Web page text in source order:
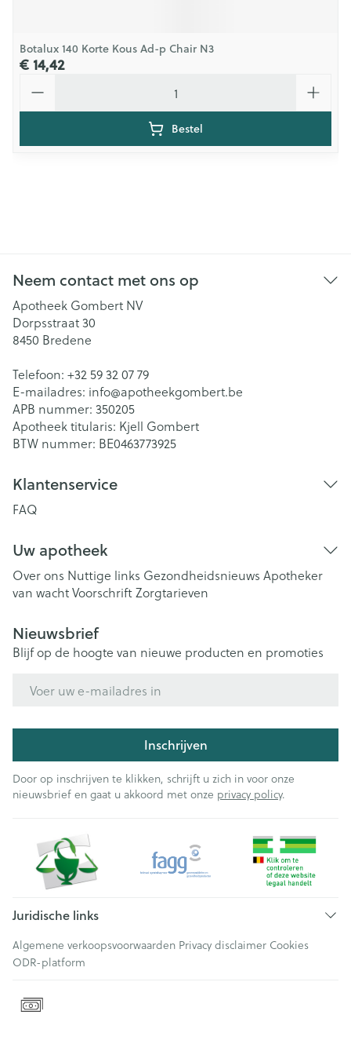
Botalux 140 Korte Kous Ad-p Chair N3
€ 14,42
Bestel
Neem contact met ons op
Apotheek Gombert NV
Dorpsstraat 30
8450 Bredene
Telefoon: +32 59 32 07 79
E-mailadres: info@apotheekgombert.be
APB nummer: 350205
Apotheek titularis: Kjell Gombert
BTW nummer: BE0463773925
Klantenservice
FAQ
Uw apotheek
Over ons Nuttige links Gezondheidsnieuws Apotheker
van wachtVoorschriftZorgtarieven
Nieuwsbrief
Blijf op de hoogte van nieuwe producten en promoties
Inschrijven
Door op inschrijven te klikken, schrijft u zich in voor onze
nieuwsbrief en gaat u akkoord met onze privacy policy.
Juridische links
Algemene verkoopsvoorwaarden Privacy disclaimer Cookies
ODR-platform